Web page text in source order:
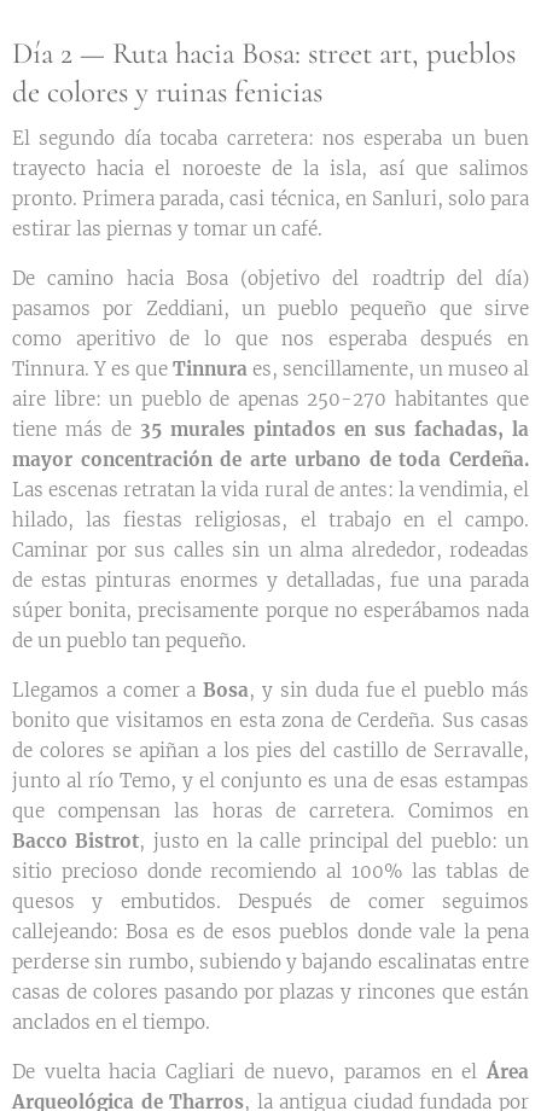
Día 2 — Ruta hacia Bosa: street art, pueblos
de colores y ruinas fenicias
El segundo día tocaba carretera: nos esperaba un buen
trayecto hacia el noroeste de la isla, así que salimos
pronto. Primera parada, casi técnica, en Sanluri, solo para
estirar las piernas y tomar un café.
De camino hacia Bosa (objetivo del roadtrip del día)
pasamos por Zeddiani, un pueblo pequeño que sirve
como aperitivo de lo que nos esperaba después en
Tinnura. Y es que Tinnura es, sencillamente, un museo al
aire libre: un pueblo de apenas 250-270 habitantes que
tiene más de 35 murales pintados en sus fachadas, la
mayor concentración de arte urbano de toda Cerdeña.
Las escenas retratan la vida rural de antes: la vendimia, el
hilado, las fiestas religiosas, el trabajo en el campo.
Caminar por sus calles sin un alma alrededor, rodeadas
de estas pinturas enormes y detalladas, fue una parada
súper bonita, precisamente porque no esperábamos nada
de un pueblo tan pequeño.
Llegamos a comer aBosa, y sin duda fue el pueblo más
bonito que visitamos en esta zona de Cerdeña. Sus casas
de colores se apiñan a los pies del castillo de Serravalle,
junto al río Temo, y el conjunto es una de esas estampas
que compensan las horas de carretera. Comimos en
Bacco Bistrot, justo en la calle principal del pueblo: un
sitio precioso donde recomiendo al 100% las tablas de
quesos y embutidos. Después de comer seguimos
callejeando: Bosa es de esos pueblos donde vale la pena
perderse sin rumbo, subiendo y bajando escalinatas entre
casas de colores pasando por plazas y rincones que están
anclados en el tiempo.
De vuelta hacia Cagliari de nuevo, paramos en elÁrea
Arqueológica de Tharros, la antigua ciudad fundada por